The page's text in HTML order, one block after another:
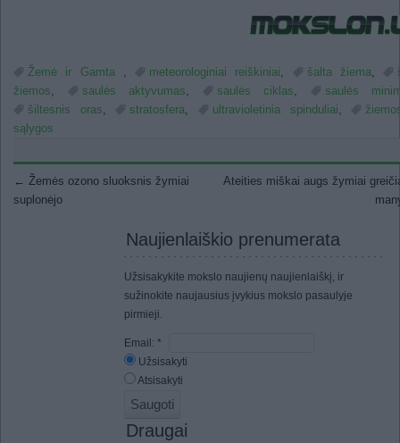
Žemė ir Gamta meteorologiniai reiškiniai šalta žiema
žiemos
saulės aktyvumas saulės ciklas
saulės
šiltesnis oras
stratosfera ultravioletinia spinduliai
sąlygos
Post navigation
← Žemės ozono sluoksnis žymiai
suplonėjo
Ateities miškai augs žymiai
Naujienlaiškio prenumerata
Užsisakykite mokslo naujienų naujienlaiškį, ir
sužinokite naujausius įvykius mokslo pasaulyje
pirmieji.
Email: *
Užsisakyti
Atsisakyti
Draugai